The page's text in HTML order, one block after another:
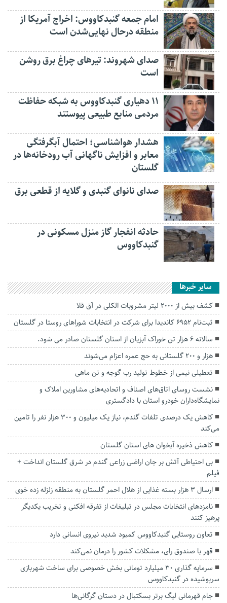
امام جمعه گنبدکاووس: اخراج آمریکا از
منطقه درحال نهایی‌شدن است
صدای شهروند: تیرهای چراغ برق روشن
است
۱۱ دهیاری گنبدکاووس به شبکه حفاظت
مردمی منابع طبیعی پیوستند
هشدار هواشناسی؛ احتمال آبگرفتگی
معابر و افزایش ناگهانی آب رودخانه‌ها در
گلستان
صدای نانوای گنبدی و گلایه از قطعی برق
حادثه انفجار گاز منزل مسکونی در
گنبدکاووس
سایر خبرها
کشف بیش از ۲۰۰۰ لیتر مشروبات الکلی در آق قلا
ثبت‌نام ۶۹۵۲ کاندیدا برای شرکت در انتخابات شوراهای روستا در گلستان
سالانه ۶ هزار تن خوراک آبزیان از استان گلستان صادر می شود.
هزار و ۲۰۰ گلستانی به حج عمره اعزام می‌شوند
تعطیلی نیمی از خطوط تولید رب گوجه و تن ماهی
نشست روسای اتاق‌های اصناف و اتحادیه‌های مشاورین املاک و
نمایشگاه‌داران خودرو استان با دادگستری
کاهش یک درصدی تلفات گندم، نیاز یک میلیون و ۳۰۰ هزار نفر را تامین
می‌کند
کاهش ذخیره آبخوان های استان گلستان
بی احتیاطی آتش بر جان اراضی زراعی گندم در شرق گلستان انداخت +
فیلم
ارسال ۳ هزار بسته غذایی از هلال احمر گلستان به منطقه زلزله زده خوی
نامزد‌های انتخابات مجلس در تبلیغات از تفرقه افکنی و تخریب یکدیگر
پرهیز کنند
تعاون روستایی گنبدکاووس کمبود شدید نیروی انسانی دارد
قهر با صندوق رای، مشکلات کشور را درمان نمی‌کند
سرمایه گذاری 30 میلیارد تومانی بخش خصوصی برای ساخت شهربازی
سرپوشیده در گنبدکاووس
جام قهرمانی لیگ برتر بسکتبال در دستان گرگانی‌ها